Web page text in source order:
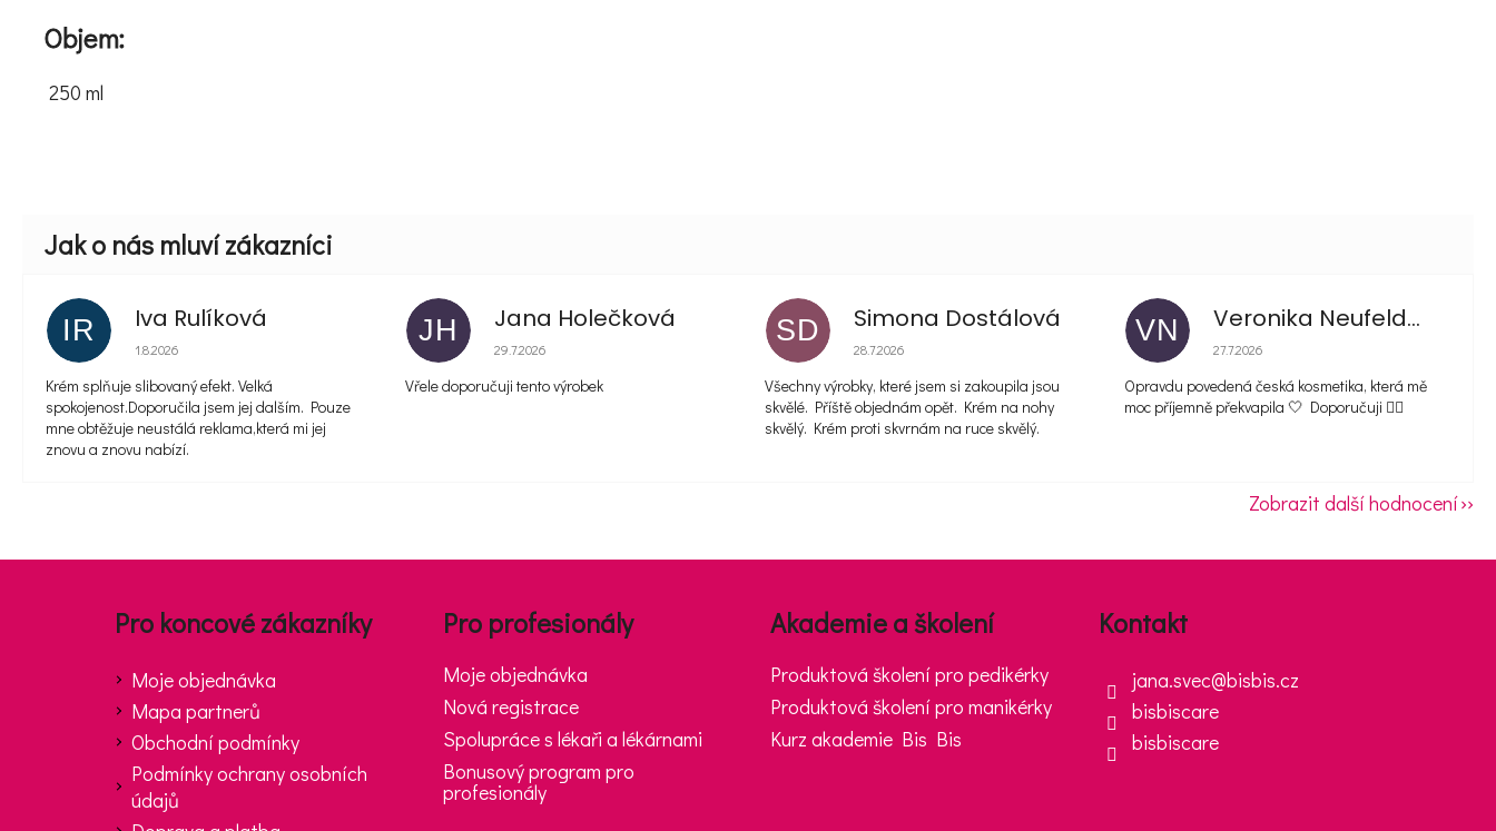
Objem:
250 ml
IR Iva Rulíková
Hodnocení obchodu je 5 z 5 hvězdiček.
1.8.2026
Krém splňuje slibovaný efekt. Velká
spokojenost.Doporučila jsem jej dalším. Pouze
mne obtěžuje neustálá reklama,která mi jej
znovu a znovu nabízí.
JH Jana Holečková
Hodnocení obchodu je 5 z 5 hvězdiček.
29.7.2026
Vřele doporučuji tento výrobek
SD Simona Dostálová
Hodnocení obchodu je 5 z 5 hvězdiček.
28.7.2026
Všechny výrobky, které jsem si zakoupila jsou
skvělé. Příště objednám opět. Krém na nohy
skvělý. Krém proti skvrnám na ruce skvělý.
VN Veronika Neufeldová
Hodnocení obchodu je 5 z 5 hvězdiček.
27.7.2026
Opravdu povedená česká kosmetika, která mě
moc příjemně překvapila 🤍 Doporučuji 👌🏻
Zobrazit další hodnocení
Pro koncové zákazníky
Moje objednávka
Mapa partnerů
Obchodní podmínky
Podmínky ochrany osobních
údajů
Pro profesionály
Moje objednávka
Nová registrace
Spolupráce s lékaři a lékárnami
Bonusový program pro
profesionály
Akademie a školení
Produktová školení pro pedikérky
Produktová školení pro manikérky
Kurz akademie Bis Bis
Kontakt
jana.svec@bisbis.cz
bisbiscare
bisbiscare